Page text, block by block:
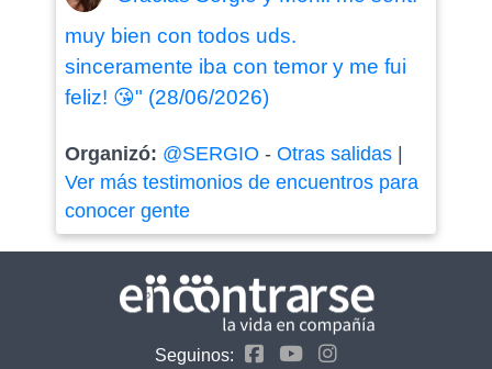
muy bien con todos uds.
sinceramente iba con temor y me fui
feliz! 😘" (28/06/2026)
Organizó: @SERGIO - Otras salidas|
Ver más testimonios de encuentros para
conocer gente
Seguinos: